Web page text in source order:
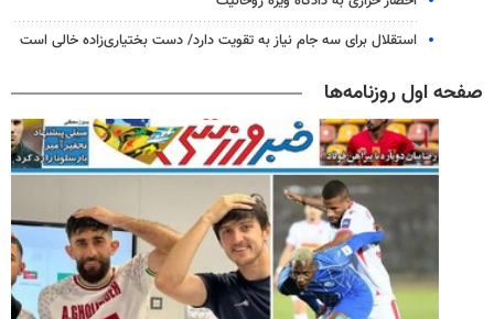
استقلال برای سه جام نیاز به تقویت دارد/ دست بختیاری‌زاده خالی است
صفحه اول روزنامه‌ها